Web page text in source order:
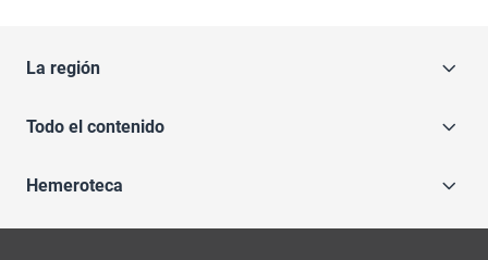
La región
Todo el contenido
Hemeroteca